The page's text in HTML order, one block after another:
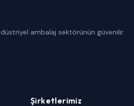
ambalaj sektörünün güvenilir
Şirketlerimiz